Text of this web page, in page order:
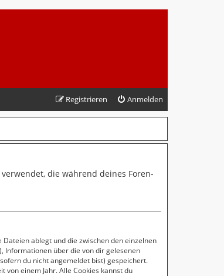
Anmelden
Registrieren
die während deines Foren-
ablegt und die zwischen den einzelnen
Informationen über die von dir gelesenen
du nicht angemeldet bist) gespeichert.
von einem Jahr. Alle Cookies kannst du